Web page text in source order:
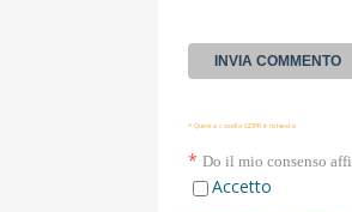
* Questa casella GDPR è richiesta
* Do il mio consenso
Accetto